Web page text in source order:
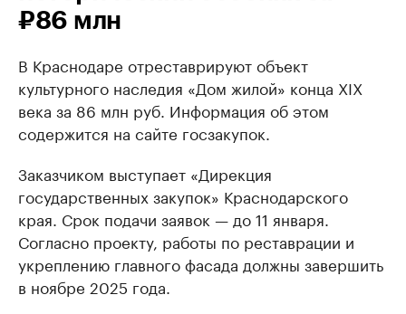
₽86 млн
В Краснодаре отреставрируют объект
культурного наследия «Дом жилой» конца XIX
века за 86 млн руб. Информация об этом
содержится на сайте госзакупок.
Заказчиком выступает «Дирекция
государственных закупок» Краснодарского
края. Срок подачи заявок — до 11 января.
Согласно проекту, работы по реставрации и
укреплению главного фасада должны завершить
в ноябре 2025 года.